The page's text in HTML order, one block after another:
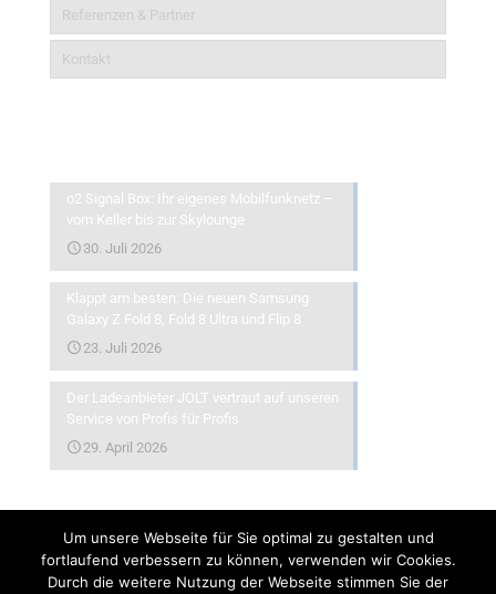
Referenzen & Partner
Kontakt
o2 Signal Box: Ihr eigenes Mobilfunknetz –
vom Keller bis zur Skylounge
30. Juli 2026
Klappt am besten: Die neuen Samsung
Galaxy Z Fold 8, Fold 8 Ultra und Flip 8
23. Juli 2026
Der Ladeanbieter JOLT vertraut auf unseren
Service von Profis für Profis
29. April 2026
Um unsere Webseite für Sie optimal zu gestalten und
fortlaufend verbessern zu können, verwenden wir Cookies.
Durch die weitere Nutzung der Webseite stimmen Sie der